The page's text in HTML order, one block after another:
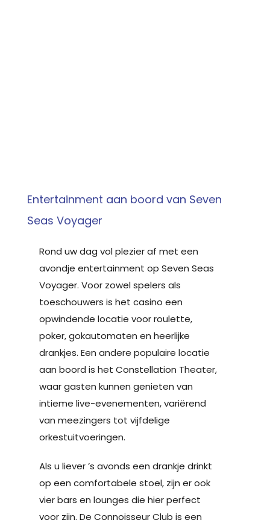
Entertainment aan boord van Seven
Seas Voyager
Rond uw dag vol plezier af met een
avondje entertainment op Seven Seas
Voyager. Voor zowel spelers als
toeschouwers is het casino een
opwindende locatie voor roulette,
poker, gokautomaten en heerlijke
drankjes. Een andere populaire locatie
aan boord is het Constellation Theater,
waar gasten kunnen genieten van
intieme live-evenementen, variërend
van meezingers tot vijfdelige
orkestuitvoeringen.
Als u liever ’s avonds een drankje drinkt
op een comfortabele stoel, zijn er ook
vier bars en lounges die hier perfect
voor zijn. De Connoisseur Club is een